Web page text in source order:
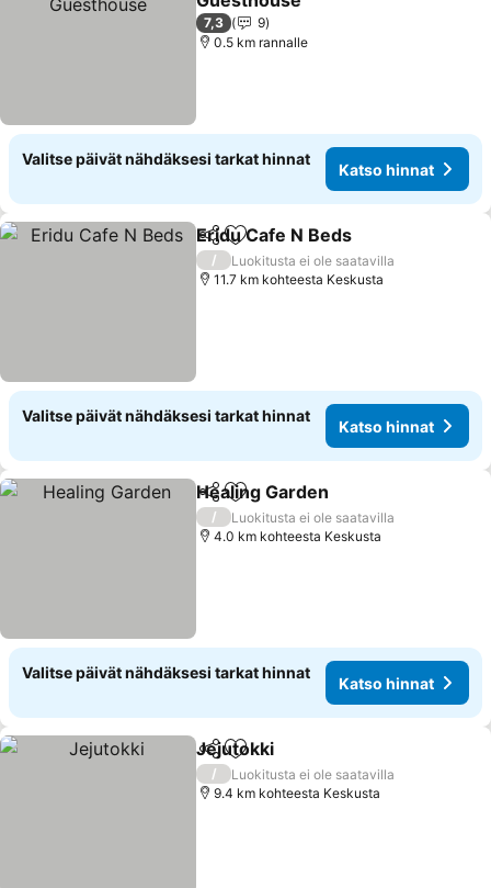
7,3
9
0.5 km rannalle
Valitse päivät nähdäksesi tarkat hinnat
Katso hinnat
Jaa Lisää suosikkeihin
Eridu Cafe N Beds
/
Luokitusta ei ole saatavilla
11.7 km kohteesta Keskusta
Valitse päivät nähdäksesi tarkat hinnat
Katso hinnat
Jaa Lisää suosikkeihin
Healing Garden
/
Luokitusta ei ole saatavilla
4.0 km kohteesta Keskusta
Valitse päivät nähdäksesi tarkat hinnat
Katso hinnat
Jaa Lisää suosikkeihin
Jejutokki
/
Luokitusta ei ole saatavilla
9.4 km kohteesta Keskusta